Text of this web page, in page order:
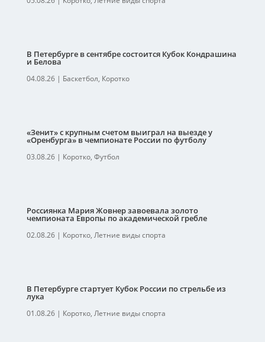
В Петербурге в сентябре состоится Кубок Кондрашина
и Белова
04.08.26| Баскетбол, Коротко
«Зенит» с крупным счетом выиграл на выезде у
«Оренбурга» в чемпионате России по футболу
03.08.26| Коротко, Футбол
Россиянка Мария Жовнер завоевала золото
чемпионата Европы по академической гребле
02.08.26| Коротко, Летние виды спорта
В Петербурге стартует Кубок России по стрельбе из
лука
01.08.26| Коротко, Летние виды спорта